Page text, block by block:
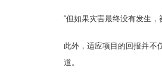
“但如果灾害最终没有发生
此外，适应项目的回报并不
道。